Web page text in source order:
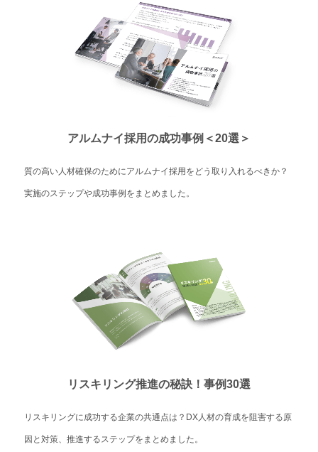
アルムナイ採用の成功事例＜20選＞
質の高い人材確保のためにアルムナイ採用をどう取り入れるべきか？
実施のステップや成功事例をまとめました。
リスキリング推進の秘訣！事例30選
リスキリングに成功する企業の共通点は？DX人材の育成を阻害する原
因と対策、推進するステップをまとめました。